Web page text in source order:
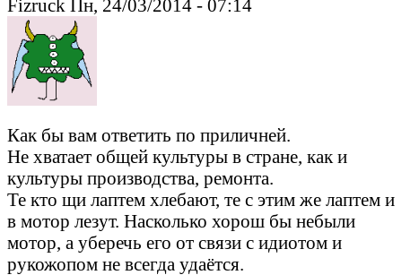
Fizruck Пн, 24/03/2014 - 07:14
Как бы вам ответить по приличней.
Не хватает общей культуры в стране, как и
культуры производства, ремонта.
Те кто щи лаптем хлебают, те с этим же лаптем и
в мотор лезут. Насколько хорош бы небыли
мотор, а уберечь его от связи с идиотом и
рукожопом не всегда удаётся.